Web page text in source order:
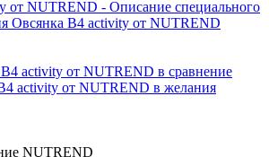
activity от NUTREND в сравнение
activity от NUTREND в желания